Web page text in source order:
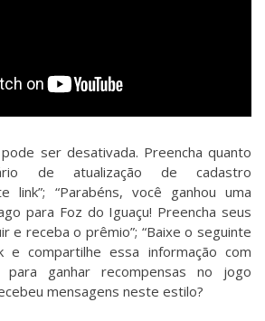
pode ser desativada. Preencha quanto
de atualização de cadastro
link”; “Parabéns, você ganhou uma
para Foz do Iguaçu! Preencha seus
e receba o prêmio”; “Baixe o seguinte
e compartilhe essa informação com
ganhar recompensas no jogo
mensagens neste estilo?